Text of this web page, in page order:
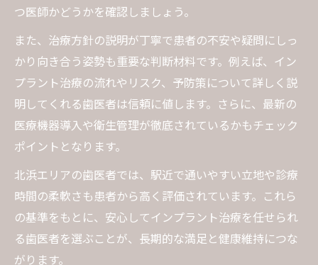
つ医師かどうかを確認しましょう。
また、治療方針の説明が丁寧で患者の不安や疑問にしっ
かり向き合う姿勢も重要な判断材料です。例えば、イン
プラント治療の流れやリスク、予防策について詳しく説
明してくれる歯医者は信頼に値します。さらに、最新の
医療機器導入や衛生管理が徹底されているかもチェック
ポイントとなります。
北浜エリアの歯医者では、駅近で通いやすい立地や診療
時間の柔軟さも患者から高く評価されています。これら
の基準をもとに、安心してインプラント治療を任せられ
る歯医者を選ぶことが、長期的な満足と健康維持につな
がります。